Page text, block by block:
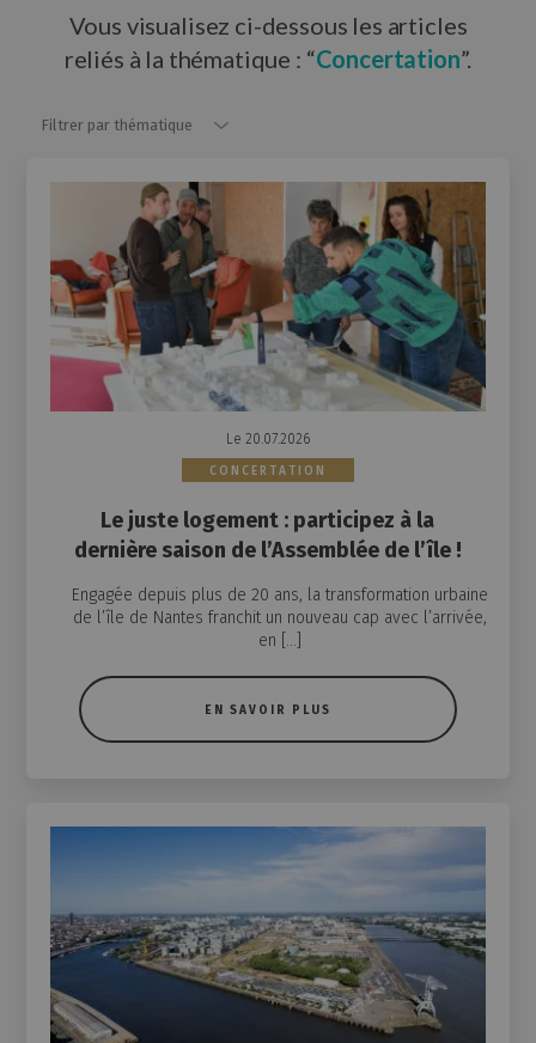
Vous visualisez ci-dessous les articles
reliés à la thématique : “Concertation”.
Filtrer par thématique
Filtrer par thématique
Le 20.07.2026
CONCERTATION
Le juste logement : participez à la
dernière saison de l’Assemblée de l’île !
Engagée depuis plus de 20 ans, la transformation urbaine
de l’île de Nantes franchit un nouveau cap avec l’arrivée,
en […]
EN SAVOIR PLUS